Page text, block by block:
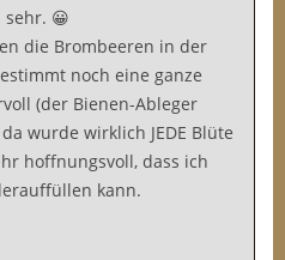
sehr. 😀
die Brombeeren in der
noch eine ganze
(der Bienen-Ableger
wurde wirklich JEDE Blüte
hoffnungsvoll, dass ich
kann.